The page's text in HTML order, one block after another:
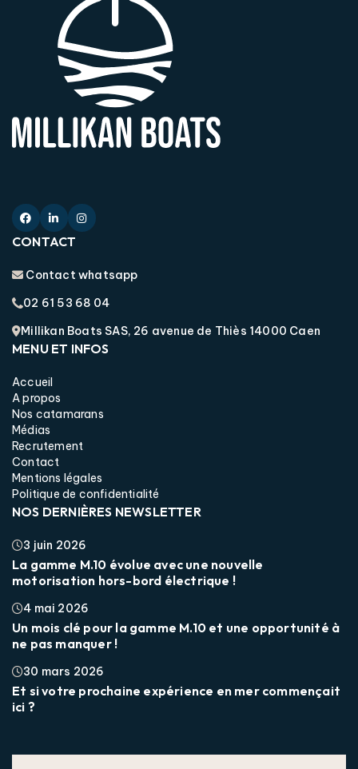
CONTACT
Contact whatsapp
02 61 53 68 04
Millikan Boats SAS, 26 avenue de Thiès 14000 Caen
MENU ET INFOS
Accueil
A propos
Nos catamarans
Médias
Recrutement
Contact
Mentions légales
Politique de confidentialité
NOS DERNIÈRES NEWSLETTER
3 juin 2026
La gamme M.10 évolue avec une nouvelle
motorisation hors-bord électrique !
4 mai 2026
Un mois clé pour la gamme M.10 et une opportunité à
ne pas manquer !
30 mars 2026
Et si votre prochaine expérience en mer commençait
ici ?